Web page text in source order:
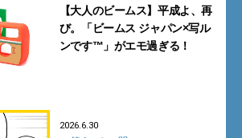
【大人のビームス】平成よ、再
び。「ビームス ジャパン×写ル
ンです™」がエモ過ぎる！
2026.6.30